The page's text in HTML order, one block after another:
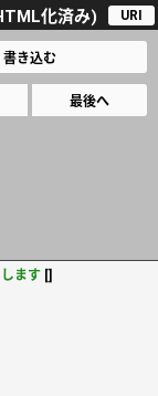
化済み) URI
書き込む
最後へ
ます []